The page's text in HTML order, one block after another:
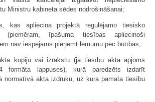
Ministru kabineta sēdes nodrošināšanai;
kas apliecina projektā regulējamo tiesisko
(piemēram, īpašuma tiesības apliecinoši
nav iespējams pieņemt lēmumu pēc būtības;
kopiju vai izrakstu (ja tiesību akta apjoms
lappuses), kurā paredzēts izdarīt
normatīvā akta izdruku, uz kura pamata tiesību